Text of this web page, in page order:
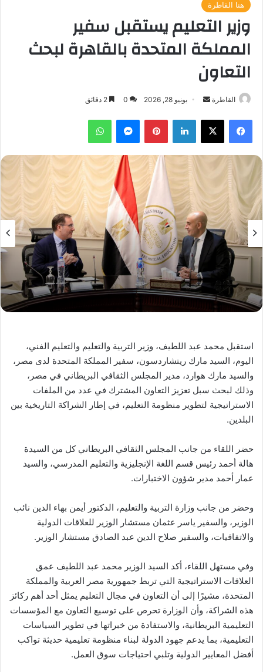
هنا القاطرة
وزير التعليم يستقبل سفير
المملكة المتحدة بالقاهرة لبحث
التعاون
القاطرة
أرسل
إلكترونيا
يونيو 28, 2026 0
فيسبوك ‫X لينكدإن بينتيريستماسنجر واتساب
استقبل محمد عبد اللطيف، وزير التربية والتعليم والتعليم الفني،
اليوم، السيد مارك ريتشاردسون، سفير المملكة المتحدة لدى مصر،
والسيد مارك هوارد، مدير المجلس الثقافي البريطاني في مصر،
وذلك لبحث سبل تعزيز التعاون المشترك في عدد من الملفات
الاستراتيجية لتطوير منظومة التعليم، في إطار الشراكة التاريخية بين
البلدين.
حضر اللقاء من جانب المجلس الثقافي البريطاني كل من السيدة
هالة أحمد رئيس قسم اللغة الإنجليزية والتعليم المدرسي، والسيد
عمار أحمد مدير شؤون الاختبارات.
وحضر من جانب وزارة التربية والتعليم، الدكتور أيمن بهاء الدين نائب
الوزير، والسفير ياسر عثمان مستشار الوزير للعلاقات الدولية
والاتفاقيات، والسفير صلاح الدين عبد الصادق مستشار الوزير.
وفي مستهل اللقاء، أكد السيد الوزير محمد عبد اللطيف عمق
العلاقات الاستراتيجية التي تربط جمهورية مصر العربية والمملكة
المتحدة، مشيرًا إلى أن التعاون في مجال التعليم يمثل أحد أهم ركائز
هذه الشراكة، وأن الوزارة تحرص على توسيع التعاون مع المؤسسات
التعليمية البريطانية، والاستفادة من خبراتها في تطوير السياسات
التعليمية، بما يدعم جهود الدولة لبناء منظومة تعليمية حديثة تواكب
أفضل المعايير الدولية وتلبي احتياجات سوق العمل.